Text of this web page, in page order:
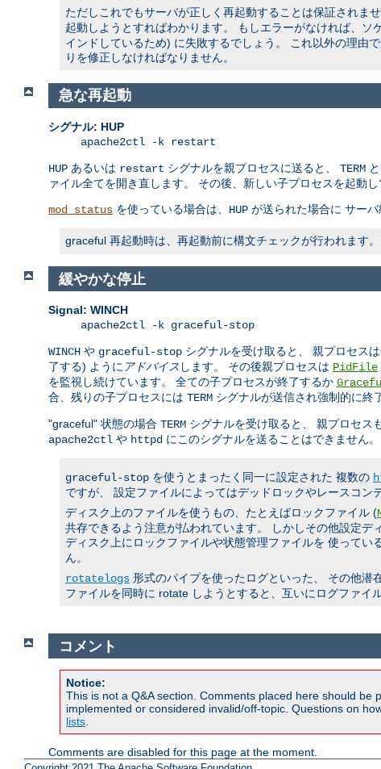
ただしこれでもサーバが正しく再起動することは保証されま
起動しようとすればわかります。 もしエラーがなければ、
インドしているため) に失敗するでしょう。 これ以外の理由
りを修正しなければなりません。
急な再起動
シグナル: HUP
apache2ctl -k restart
HUP あるいは restart シグナルを親プロセスに送ると、 TERM
ァイル全てを開き直します。 その後、新しい子プロセスを起動し
mod_status を使っている場合は、 HUP が送られた場合に サー
graceful 再起動時は、再起動前に構文チェックが行われます
緩やかな停止
Signal: WINCH
apache2ctl -k graceful-stop
WINCH や graceful-stop シグナルを受け取ると、 親プロセス
了する) ように アドバイス します。 その後親プロセスは PidFile
を監視し続けています。 全ての子プロセスが終了するか
合、残りの子プロセスには TERM シグナルが送信され強制的に終
"graceful" 状態の場合 TERM シグナルを受け取ると、 親プロセス
apache2ctl や httpd にこのシグナルを送ることはできません。
graceful-stop を使うとまったく同一に設定された 複数の
ですが、 設定ファイルによってはデッドロックやレースコン
ディスク上のファイルを使うもの、たとえばロックファイル (
共存できるよう注意が払われています。 しかしその他設定
ディスク上にロックファイルや状態管理ファイルを 使ってい
ん。
rotatelogs 形式のパイプを使ったログといった、 その他潜
ファイルを同時に rotate しようとすると、互いにログファイ
コメント
Notice:
This is not a Q&A section. Comments placed here should
implemented or considered invalid/off-topic. Questions on
lists.
Comments are disabled for this page at the moment.